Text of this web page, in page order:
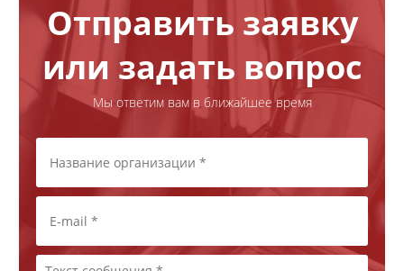
Отправить заявку
или задать вопрос
Мы ответим вам в ближайшее время